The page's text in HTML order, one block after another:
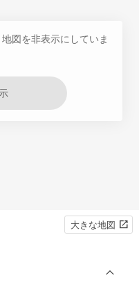
図を非表示にしていま
大きな地図